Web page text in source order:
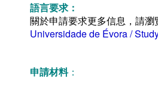
語言要求：
關於申請要求更多信息，請瀏
Universidade de Évora /
申請材料：